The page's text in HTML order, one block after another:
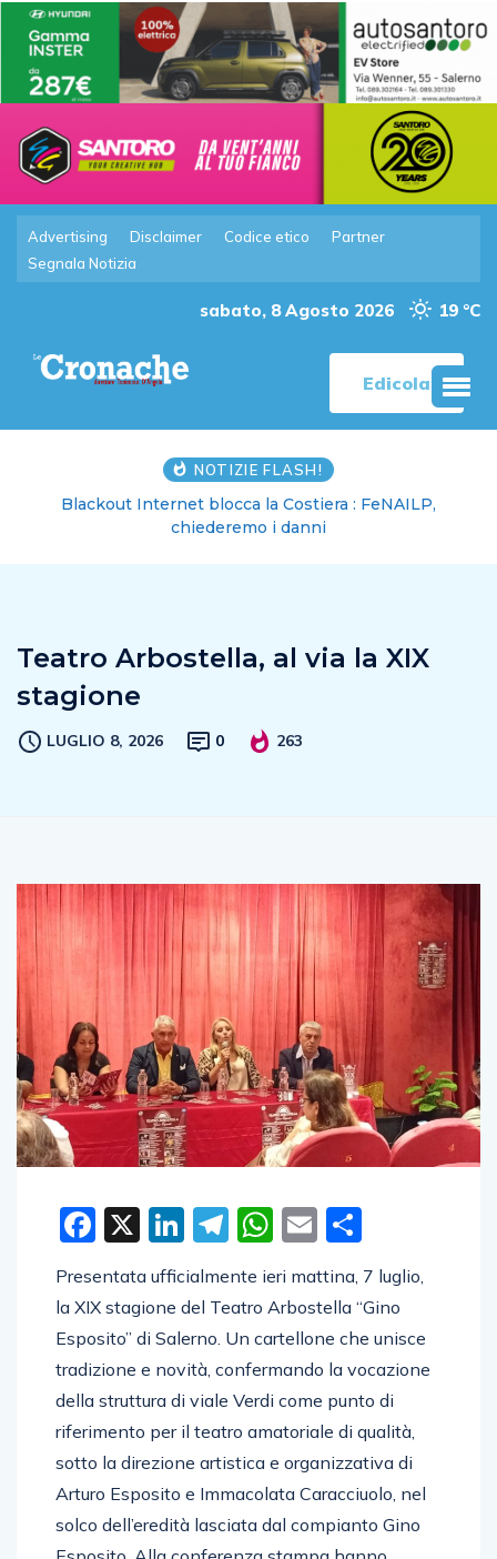
Advertising Disclaimer Codice etico
Partner
Segnala Notizia
sabato, 8 Agosto 2026 19 °C
Edicola
NOTIZIE FLASH!
Blackout Internet blocca la Costiera : FeNAILP,
chiederemo i danni
Teatro Arbostella, al via la XIX
stagione
LUGLIO 8, 2026 0 263
Facebook
X LinkedIn
Telegram
WhatsApp
Email
Presentata ufficialmente ieri mattina, 7 luglio,
la XIX stagione del Teatro Arbostella “Gino
Esposito” di Salerno. Un cartellone che unisce
tradizione e novità, confermando la vocazione
della struttura di viale Verdi come punto di
riferimento per il teatro amatoriale di qualità,
sotto la direzione artistica e organizzativa di
Arturo Esposito e Immacolata Caracciuolo, nel
solco dell’eredità lasciata dal compianto Gino